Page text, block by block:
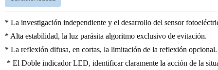
* La investigación independiente y el desarrollo del sensor
* Alta estabilidad, la luz parásita algoritmo exclusivo de evitación.
* La reflexión difusa, en cortas, la limitación de la reflexión opcional.
* El Doble indicador LED, identificar claramente la acción de la